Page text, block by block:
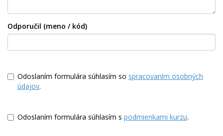
Odporučil (meno / kód)
Odoslaním formulára súhlasím so spracovaním osobných
údajov.
Odoslaním formulára súhlasím s podmienkami kurzu.